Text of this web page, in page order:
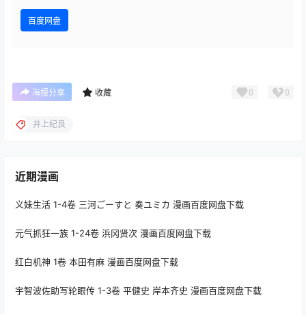
百度网盘
海报分享 收藏 0 0
井上纪良
近期漫画
义妹生活 1-4卷 三河ごーすと 奏ユミカ 漫画百度网盘下载
元气抓狂一族 1-24卷 浜冈贤次 漫画百度网盘下载
红白机神 1卷 本田有麻 漫画百度网盘下载
宇智波佐助写轮眼传 1-3卷 平健史 岸本齐史 漫画百度网盘下载